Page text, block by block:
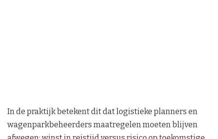
In de praktijk betekent dit dat logistieke planners en
wagenparkbeheerders maatregelen moeten blijven